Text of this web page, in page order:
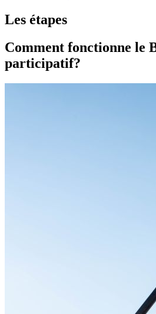
Les étapes
Comment fonctionne le
participatif?